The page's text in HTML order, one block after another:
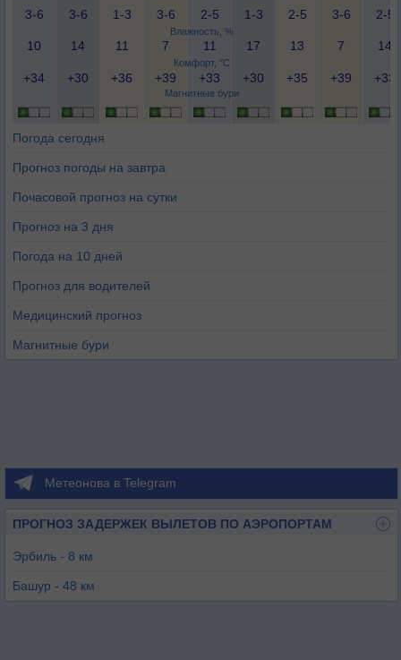
Влажность, %
Комфорт, °C
Магнитные бури
3-6
3-6
1-3
3-6
2-5
1-3
2-5
3-6
2-5
10 14 11 7 11 17 13 7 14
+34 +30 +36 +39 +33 +30 +35 +39 +33
Погода сегодня
Прогноз погоды на завтра
Почасовой прогноз на сутки
Прогноз на 3 дня
Погода на 10 дней
Прогноз для водителей
Медицинский прогноз
Магнитные бури
Метеонова в Telegram
ПРОГНОЗ ЗАДЕРЖЕК ВЫЛЕТОВ ПО АЭРОПОРТАМ
Эрбиль - 8 км
Башур - 48 км